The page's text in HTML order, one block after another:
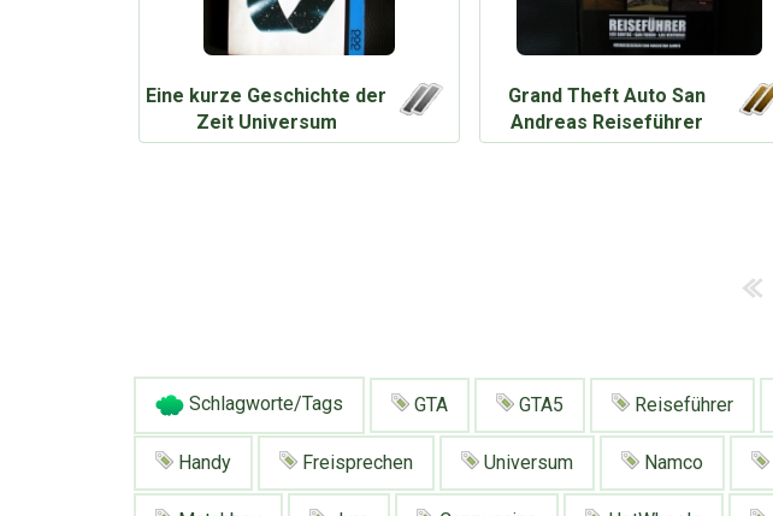
Eine kurze Geschichte der
Zeit Universum
Grand Theft Auto San
Andreas Reiseführer
Schlagworte/Tags GTA GTA5 Reiseführer
Handy Freisprechen Universum Namco